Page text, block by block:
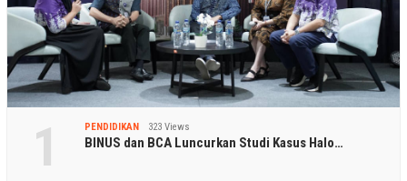
1 PENDIDIKAN 323 Views
BINUS dan BCA Luncurkan Studi Kasus Halo…